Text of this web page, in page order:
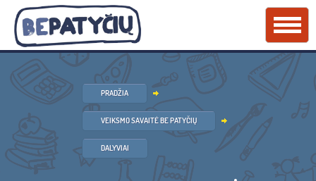
PRADŽIA
VEIKSMO SAVAITĖ BE PATYČIŲ
DALYVIAI